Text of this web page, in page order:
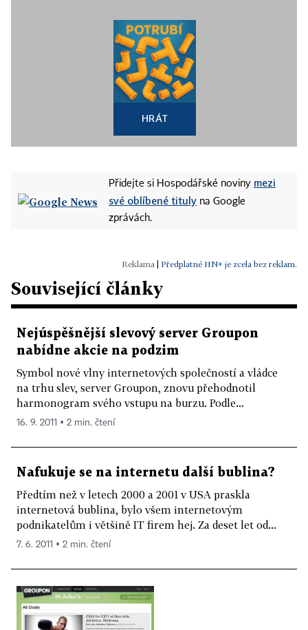
HRÁT
Přidejte si Hospodářské noviny mezi
své oblíbené tituly na Google
zprávách.
Předplatné HN+ je zcela bez reklam.
Související články
Nejúspěšnější slevový server Groupon
nabídne akcie na podzim
Symbol nové vlny internetových společností a vládce
na trhu slev, server Groupon, znovu přehodnotil
harmonogram svého vstupu na burzu. Podle...
16. 9. 2011 ▪ 2 min. čtení
Nafukuje se na internetu další bublina?
Předtím než v letech 2000 a 2001 v USA praskla
internetová bublina, bylo všem internetovým
podnikatelům i většině IT firem hej. Za deset let od...
7. 6. 2011 ▪ 2 min. čtení